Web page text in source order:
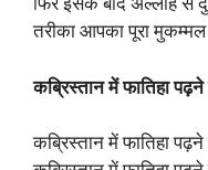
तरीका आपका पूरा मुकम्मल
कब्रिस्तान में फातिहा
कब्रिस्तान में फातिहा